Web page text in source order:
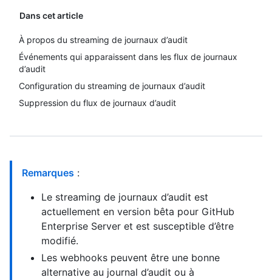
Dans cet article
À propos du streaming de journaux d’audit
Événements qui apparaissent dans les flux de journaux
d’audit
Configuration du streaming de journaux d’audit
Suppression du flux de journaux d’audit
Remarques :
Le streaming de journaux d’audit est
actuellement en version bêta pour GitHub
Enterprise Server et est susceptible d’être
modifié.
Les webhooks peuvent être une bonne
alternative au journal d’audit ou à